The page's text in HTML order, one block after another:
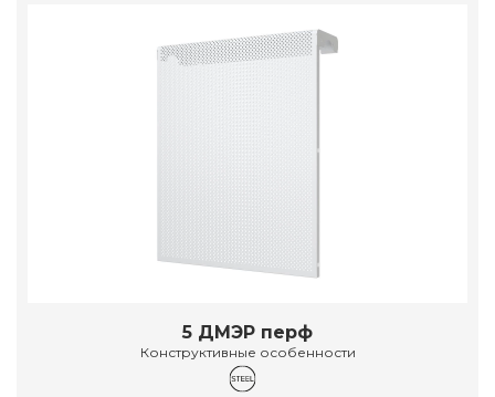
5 ДМЭР перф
Конструктивные особенности